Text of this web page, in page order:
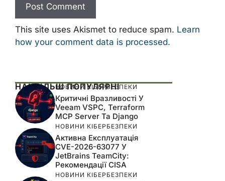
This site uses Akismet to reduce spam. Learn
how your comment data is processed.
НАЙБІЛЬШ ПОПУЛЯРНІ
НОВИНИ КІБЕРБЕЗПЕКИ
Критичні Вразливості У
Veeam VSPC, Terraform
MCP Server Та Django
НОВИНИ КІБЕРБЕЗПЕКИ
Активна Експлуатація
CVE-2026-63077 У
JetBrains TeamCity:
Рекомендації CISA
НОВИНИ КІБЕРБЕЗПЕКИ